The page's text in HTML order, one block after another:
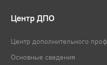
Центр ДПО
Центр дополнительного
Основные сведения